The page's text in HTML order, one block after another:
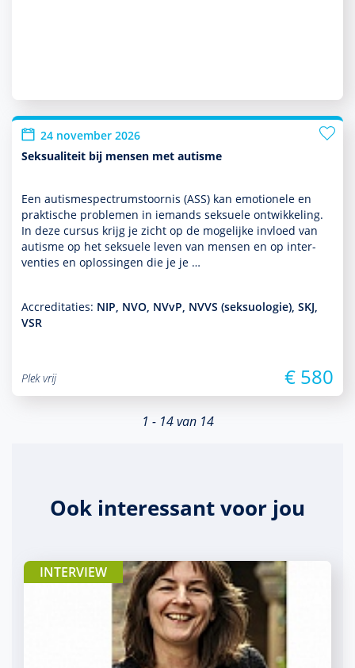
24 november 2026
Seksualiteit bij mensen met autisme
Een autisme­spectrum­stoor­nis (ASS) kan emotionele en
prak­tische pro­ble­men in iemands seksuele ont­wikke­ling.
In deze cursus krijg je zicht op de moge­lijke invloed van
autisme op het seksuele leven van mensen en op inter­
venties en oplos­singen die je je …
Accreditaties: NIP, NVO, NVvP, NVVS (seksuologie), SKJ,
VSR
Plek vrij € 580
1 - 14 van 14
Ook interessant voor jou
INTERVIEW